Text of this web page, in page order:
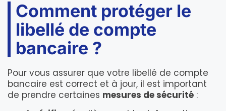
Comment protéger le
libellé de compte
bancaire ?
Pour vous assurer que votre libellé de compte
bancaire est correct et à jour, il est important
de prendre certaines mesures de sécurité :